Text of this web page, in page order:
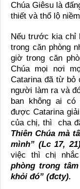
Chúa Giêsu là
thiết và thổ lộ
Nếu trước kia chỉ
trong căn phòng
giờ trong căn
Chúa mọi nơi
Catarina đã từ bỏ
người làm ra và
ban không ai có
được Catarina
của chị, thì cha
Thiên Chúa mà
mình” (Lc 17,
việc thì chị
phòng trong
khỏi đó” (đcty).